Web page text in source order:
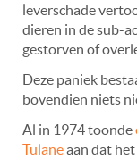
leverschade
dieren in de sub-
gestorven of
Deze paniek
bovendien niets
Al in 1974 toonde
Tulaneaan dat